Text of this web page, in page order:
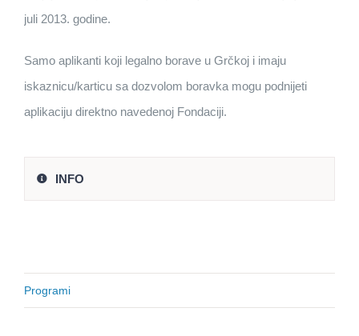
juli 2013. godine.
Samo aplikanti koji legalno borave u Grčkoj i imaju
iskaznicu/karticu sa dozvolom boravka mogu podnijeti
aplikaciju direktno navedenoj Fondaciji.
INFO
Programi